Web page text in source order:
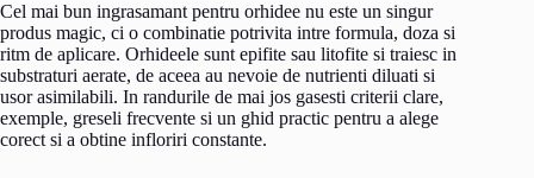
Cel mai bun ingrasamant pentru orhidee nu este un singur
produs magic, ci o combinatie potrivita intre formula, doza si
ritm de aplicare. Orhideele sunt epifite sau litofite si traiesc in
substraturi aerate, de aceea au nevoie de nutrienti diluati si
usor asimilabili. In randurile de mai jos gasesti criterii clare,
exemple, greseli frecvente si un ghid practic pentru a alege
corect si a obtine infloriri constante.